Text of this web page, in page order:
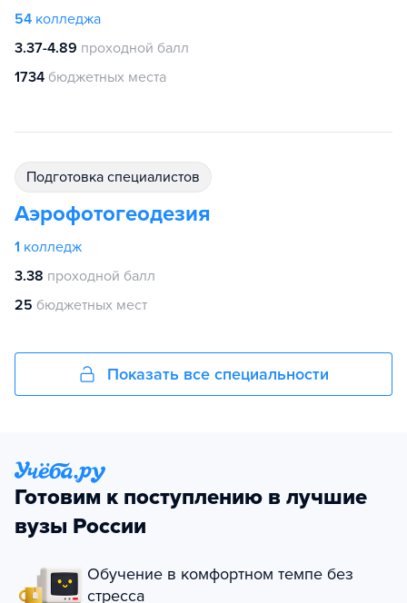
54 колледжа
3.37-4.89 проходной балл
1734 бюджетных места
подготовка специалистов
Аэрофотогеодезия
1 колледж
3.38 проходной балл
25 бюджетных мест
Показать все специальности
Готовим к поступлению в лучшие
вузы России
Обучение в комфортном темпе без
стресса